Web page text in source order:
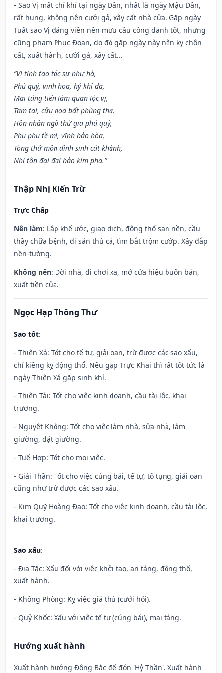
- Sao Vị mất chí khí tại ngày Dần, nhất là ngày Mậu Dần,
rất hung, không nên cưới gả, xây cất nhà cửa. Gặp ngày
Tuất sao Vị đăng viên nên mưu cầu công danh tốt, nhưng
cũng phạm Phục Đoạn, do đó gặp ngày này nên kỵ chôn
cất, xuất hành, cưới gả, xây cất...
“Vị tinh tạo tác sự như hà,
Phú quý, vinh hoa, hỷ khí đa,
Mai táng tiến lâm quan lộc vị,
Tam tai, cửu họa bất phùng tha.
Hôn nhân ngộ thử gia phú quý,
Phu phụ tề mi, vĩnh bảo hòa,
Tòng thử môn đình sinh cát khánh,
Nhi tôn đại đại bảo kim pha.”
Thập Nhị Kiến Trừ
Trực Chấp
Nên làm: Lập khế ước, giao dịch, động thổ san nền, cầu
thầy chữa bệnh, đi săn thú cá, tìm bắt trộm cướp. Xây đắp
nền-tường.
Không nên: Dời nhà, đi chơi xa, mở cửa hiệu buôn bán,
xuất tiền của.
Ngọc Hạp Thông Thư
Sao tốt:
- Thiên Xá: Tốt cho tế tự, giải oan, trừ được các sao xấu,
chỉ kiêng kỵ động thổ. Nếu gặp Trực Khai thì rất tốt tức là
ngày Thiên Xá gặp sinh khí.
- Thiên Tài: Tốt cho việc kinh doanh, cầu tài lộc, khai
trương.
- Nguyệt Không: Tốt cho việc làm nhà, sửa nhà, làm
giường, đặt giường.
- Tuế Hợp: Tốt cho mọi việc.
- Giải Thần: Tốt cho việc cúng bái, tế tự, tố tụng, giải oan
cũng như trừ được các sao xấu.
- Kim Quỹ Hoàng Đạo: Tốt cho việc kinh doanh, cầu tài lộc,
khai trương.
Sao xấu:
- Địa Tặc: Xấu đối với việc khởi tạo, an táng, động thổ,
xuất hành.
- Không Phòng: Kỵ việc giá thú (cưới hỏi).
- Quỷ Khốc: Xấu với việc tế tự (cúng bái), mai táng.
Hướng xuất hành
Xuất hành hướng Đông Bắc để đón 'Hỷ Thần'. Xuất hành